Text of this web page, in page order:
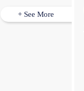
+ See More